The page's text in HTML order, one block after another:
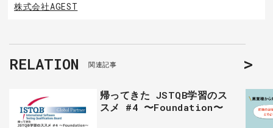
株式会社AGEST
RELATION 関連記事
帰ってきた JSTQB学習のス
スメ #4 〜Foundation〜